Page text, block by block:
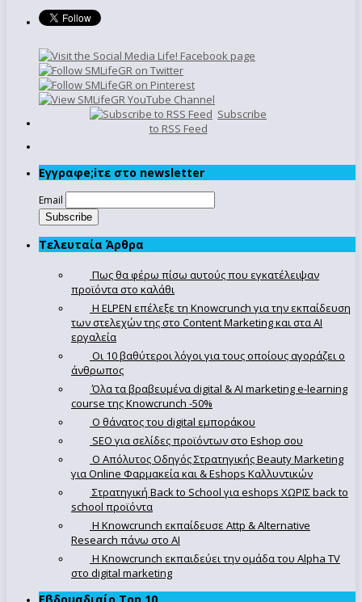
Subscribe
to RSS Feed
Εγγραφe;iτε στο newsletter
Email
Τελευταία Άρθρα
Πως θα φέρω πίσω αυτούς που εγκατέλειψαν
προϊόντα στο καλάθι
Η ELPEN επέλεξε τη Knowcrunch για την εκπαίδευση
των στελεχών της στο Content Marketing και στα AI
εργαλεία
Οι 10 βαθύτεροι λόγοι για τους οποίους αγοράζει ο
άνθρωπος
Όλα τα βραβευμένα digital & AI marketing e-learning
course της Knowcrunch -50%
Ο θάνατος του digital εμποράκου
SEO για σελίδες προϊόντων στο Eshop σου
Ο Απόλυτoς Οδηγός Στρατηγικής Beauty Marketing
για Online Φαρμακεία και & Eshops Καλλυντικών
Στρατηγική Back to School για eshops ΧΩΡΙΣ back to
school προϊόντα
Η Knowcrunch εκπαίδευσε Attp & Alternative
Research πάνω στο ΑΙ
Η Knowcrunch εκπαιδεύει την ομάδα του Alpha TV
στο digital marketing